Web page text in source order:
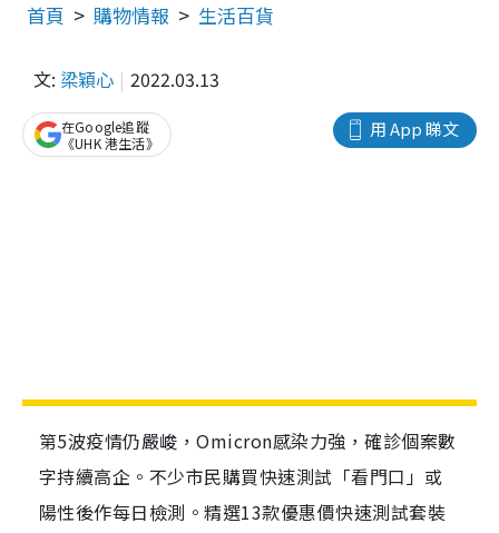
首頁 購物情報 生活百貨
文: 梁穎心 2022.03.13
用 App 睇文
在Google追蹤
《UHK 港生活》
第5波疫情仍嚴峻，Omicron感染力強，確診個案數
字持續高企。不少市民購買快速測試「看門口」或
陽性後作每日檢測。精選13款優惠價快速測試套裝